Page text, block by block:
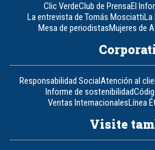
Clic VerdeClub de PrensaEl
La entrevista de Tomás MosciattiLa
Mesa de periodistasMujeres de
Responsabilidad SocialAtención al
Informe de sostenibilidad
Ventas InternacionalesLínea
Visite